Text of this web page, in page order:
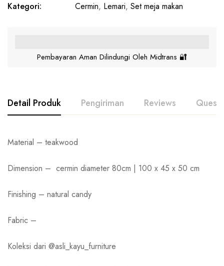
Kategori:
Cermin, Lemari, Set meja makan
Pembayaran Aman Dilindungi Oleh Midtrans 🔐
Detail Produk Pengiriman Reviews
Material – teakwood
Dimension – cermin diameter 80cm | 100 x 45 x 50 cm
Finishing – natural candy
Fabric –
Koleksi dari @asli_kayu_furniture